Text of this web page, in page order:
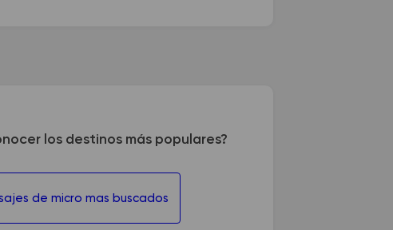
los destinos más populares?
de micro mas buscados